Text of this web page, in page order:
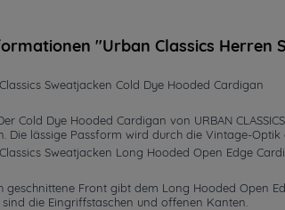
"Urban Classics Herren
Sweatjacken Cold Dye Hooded Cardigan
Cold Dye Hooded Cardigan von URBAN
Die lässige Passform wird durch die Vintage-Optik
Sweatjacken Long Hooded Open Edge
geschnittene Front gibt dem Long Hooded Open
die Eingriffstaschen und offenen Kanten.